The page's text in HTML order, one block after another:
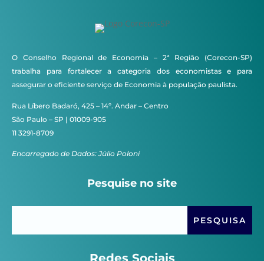
O Conselho Regional de Economia – 2ª Região (Corecon-SP)
trabalha para fortalecer a categoria dos economistas e para
assegurar o eficiente serviço de Economia à população paulista.
Rua Líbero Badaró, 425 – 14º. Andar – Centro
São Paulo – SP | 01009-905
11 3291-8709
Encarregado de Dados: Júlio Poloni
Pesquise no site